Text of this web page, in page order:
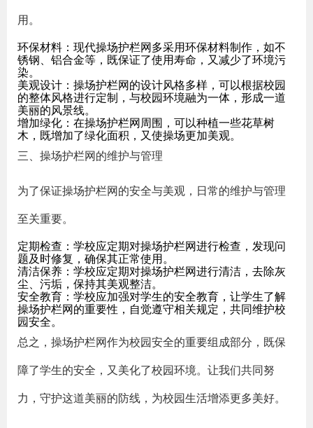
用。
环保材料：现代操场护栏网多采用环保材料制作，如不
锈钢、铝合金等，既保证了使用寿命，又减少了环境污
染。
美观设计：操场护栏网的设计风格多样，可以根据校园
的整体风格进行定制，与校园环境融为一体，形成一道
美丽的风景线。
增加绿化：在操场护栏网周围，可以种植一些花草树
木，既增加了绿化面积，又使操场更加美观。
三、操场护栏网的维护与管理
为了保证操场护栏网的安全与美观，日常的维护与管理
至关重要。
定期检查：学校应定期对操场护栏网进行检查，发现问
题及时修复，确保其正常使用。
清洁保养：学校应定期对操场护栏网进行清洁，去除灰
尘、污垢，保持其美观整洁。
安全教育：学校应加强对学生的安全教育，让学生了解
操场护栏网的重要性，自觉遵守相关规定，共同维护校
园安全。
总之，操场护栏网作为校园安全的重要组成部分，既保
障了学生的安全，又美化了校园环境。让我们共同努
力，守护这道美丽的防线，为校园生活增添更多美好。